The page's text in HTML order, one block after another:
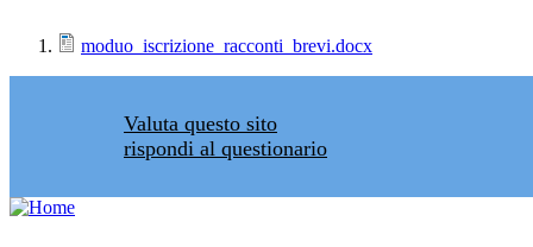
moduo_iscrizione_racconti_brevi.docx
Valuta questo sito
rispondi al questionario